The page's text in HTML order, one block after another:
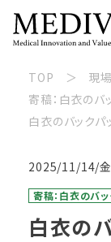
TOP
現
寄稿：白衣のバ
白衣のバック
2025/11/14/金
寄稿：白衣のバ
白衣の